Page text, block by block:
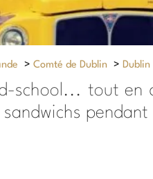
> Comté de Dublin > Dublin
school... tout en